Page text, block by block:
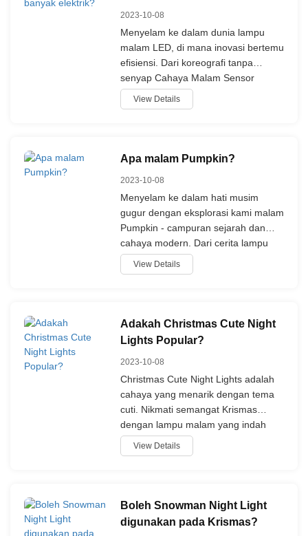
2023-10-08
Menyelam ke dalam dunia lampu
malam LED, di mana inovasi bertemu
efisiensi. Dari koreografi tanpa
senyap Cahaya Malam Sensor
hingga kuasa-sipping tenaga Plug
LED Dalam Cahaya Malam,
keajaiban cahaya ini. Cari bagaimana
simpanan, dan mengapa mereka
adalah bintang paling cerah masa
depan dalam pencerahan rumah
View Details
Apa malam Pumpkin?
2023-10-08
Menyelam ke dalam hati musim
gugur dengan eksplorasi kami malam
Pumpkin - campuran sejarah dan
cahaya modern. Dari cerita lampu
kuno yang menghantar roh ke
perhiasan inovatif lampu malam
pengalaman dan keselamatan
terhubung secara harmonik dalam
koleksi kita.
View Details
Adakah Christmas Cute Night
Lights Popular?
2023-10-08
Christmas Cute Night Lights adalah
cahaya yang menarik dengan tema
cuti. Nikmati semangat Krismas
dengan lampu malam yang indah
dan efisien tenaga. Christmas Cute
Night Lights telah mendapatkan
menarik dan merayakan, menjadikan
mereka tambahan yang dicintai
kepada dekorasi cuti.
View Details
Boleh Snowman Night Light
digunakan pada Krismas?